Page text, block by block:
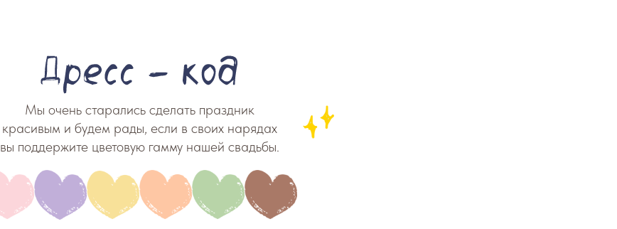
Мы очень старались сделать праздник
красивым и будем рады, если в своих нарядах
вы поддержите цветовую гамму нашей свадьбы.